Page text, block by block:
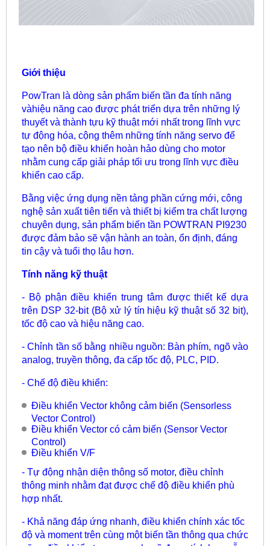
Giới thiệu
PowTran là dòng sản phẩm biến tần đa tính năng
vàhiệu năng cao được phát triển dựa trên những lý
thuyết và thành tựu kỹ thuật mới nhất trong lĩnh vực
tự động hóa, cộng thêm những tính năng servo để
tạo nên bộ điều khiển hoàn hảo dùng cho motor
nhằm cung cấp giải pháp tối ưu trong lĩnh vực điều
khiển cao cấp.
Bằng việc ứng dụng nền tảng phần cứng mới, công
nghệ sản xuất tiên tiến và thiết bị kiểm tra chất lượng
chuyên dụng, sản phẩm biến tần POWTRAN PI9230
được đảm bảo sẽ vận hành an toàn, ổn định, đáng
tin cậy và tuổi thọ lâu hơn.
Tính năng kỹ thuật
- Bộ phận điều khiển trung tâm được thiết kế dựa
trên DSP 32-bit (Bộ xử lý tín hiệu kỹ thuật số 32 bit),
tốc độ cao và hiệu năng cao.
- Chỉnh tần số bằng nhiều nguồn: Bàn phím, ngõ vào
analog, truyền thông, đa cấp tốc độ, PLC, PID.
- Chế độ điều khiển:
Điều khiển Vector không cảm biến (Sensorless
Vector Control)
Điều khiển Vector có cảm biến (Sensor Vector
Control)
Điều khiển V/F
- Tự động nhận diện thông số motor, điều chỉnh
thông minh nhằm đạt được chế độ điều khiển phù
hợp nhất.
- Khả năng đáp ứng nhanh, điều khiển chính xác tốc
độ và moment trên cùng một biến tần thông qua chức